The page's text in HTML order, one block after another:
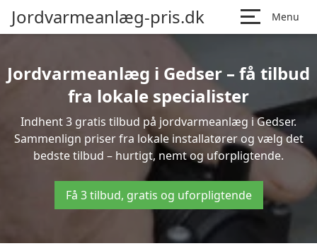
Jordvarmeanlæg-pris.dk Menu
Jordvarmeanlæg i Gedser – få tilbud
fra lokale specialister
Indhent 3 gratis tilbud på jordvarmeanlæg i Gedser.
Sammenlign priser fra lokale installatører og vælg det
bedste tilbud – hurtigt, nemt og uforpligtende.
Få 3 tilbud, gratis og uforpligtende